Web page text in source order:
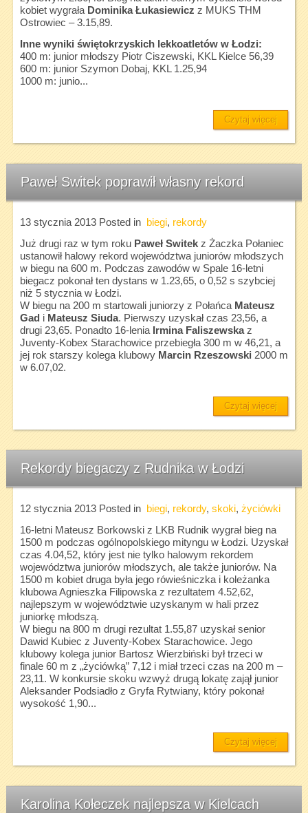
kobiet wygrała Dominika Łukasiewicz z MUKS THM
Ostrowiec – 3.15,89.
Inne wyniki świętokrzyskich lekkoatletów w Łodzi:
400 m: junior młodszy Piotr Ciszewski, KKL Kielce 56,39
600 m: junior Szymon Dobaj, KKL 1.25,94
1000 m: junio...
Czytaj więcej
Paweł Switek poprawił własny rekord
13 stycznia 2013Posted in biegi, rekordy
Już drugi raz w tym roku Paweł Switekz Żaczka Połaniec
ustanowił halowy rekord województwa juniorów młodszych
w biegu na 600 m. Podczas zawodów w Spale 16-letni
biegacz pokonał ten dystans w 1.23,65, o 0,52 s szybciej
niż 5 stycznia w Łodzi.
W biegu na 200 m startowali juniorzy z Połańca Mateusz
Gad i Mateusz Siuda. Pierwszy uzyskał czas 23,56, a
drugi 23,65. Ponadto 16-lenia Irmina Faliszewskaz
Juventy-Kobex Starachowice przebiegła 300 m w 46,21, a
jej rok starszy kolega klubowy Marcin Rzeszowski 2000 m
w 6.07,02.
Czytaj więcej
Rekordy biegaczy z Rudnika w Łodzi
12 stycznia 2013Posted in biegi, rekordy, skoki, życiówki
16-letni Mateusz Borkowski z LKB Rudnik wygrał bieg na
1500 m podczas ogólnopolskiego mityngu w Łodzi. Uzyskał
czas 4.04,52, który jest nie tylko halowym rekordem
województwa juniorów młodszych, ale także juniorów. Na
1500 m kobiet druga była jego rówieśniczka i koleżanka
klubowa Agnieszka Filipowska z rezultatem 4.52,62,
najlepszym w województwie uzyskanym w hali przez
juniorkę młodszą.
W biegu na 800 m drugi rezultat 1.55,87 uzyskał senior
Dawid Kubiec z Juventy-Kobex Starachowice. Jego
klubowy kolega junior Bartosz Wierzbiński był trzeci w
finale 60 m z „życiówką” 7,12 i miał trzeci czas na 200 m –
23,11. W konkursie skoku wzwyż drugą lokatę zajął junior
Aleksander Podsiadło z Gryfa Rytwiany, który pokonał
wysokość 1,90...
Czytaj więcej
Karolina Kołeczek najlepsza w Kielcach